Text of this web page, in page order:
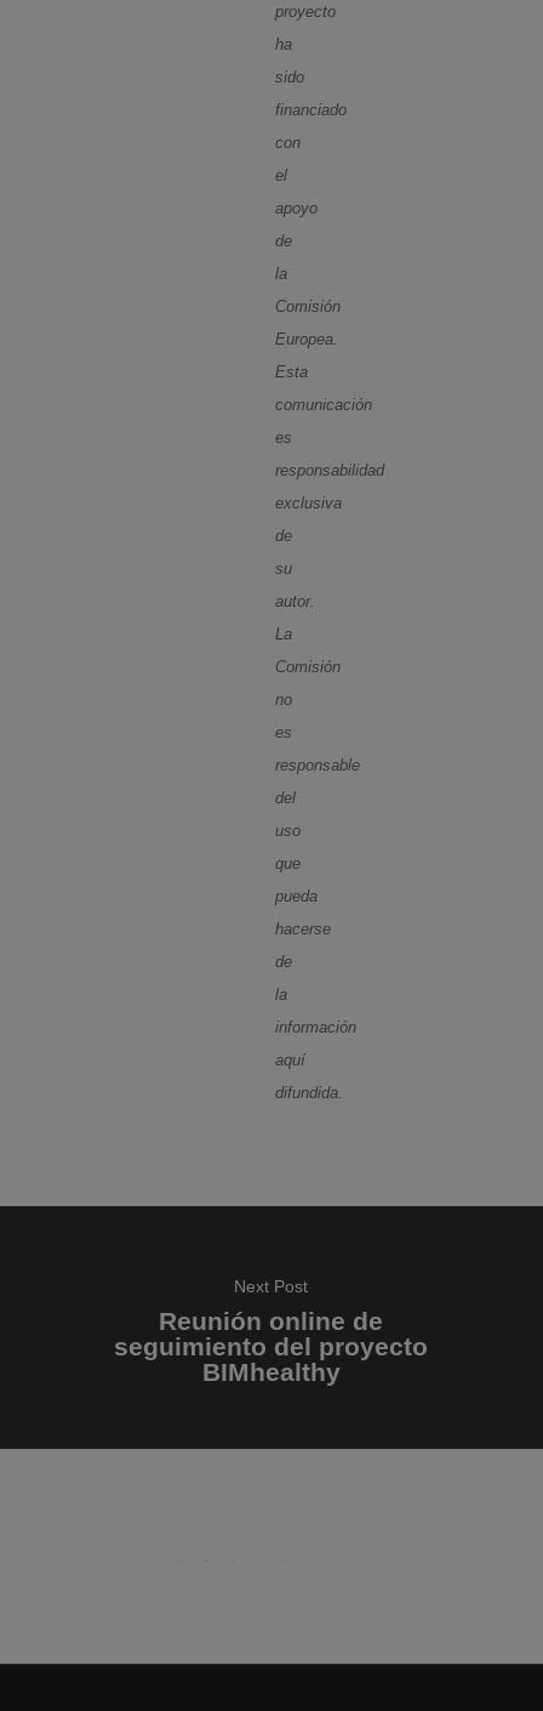
proyecto
ha
sido
financiado
con
el
apoyo
de
la
Comisión
Europea.
Esta
comunicación
es
responsabilidad
exclusiva
de
su
autor.
La
Comisión
no
es
responsable
del
uso
que
pueda
hacerse
de
la
información
aquí
difundida.
Next Post
Reunión online de
seguimiento del proyecto
BIMhealthy